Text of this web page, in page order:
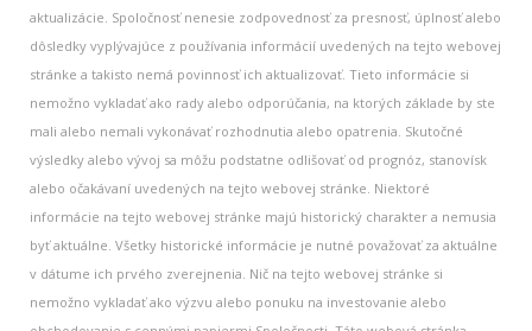
aktualizácie. Spoločnosť nenesie zodpovednosť za presnosť, úplnosť alebo
dôsledky vyplývajúce z používania informácií uvedených na tejto webovej
stránke a takisto nemá povinnosť ich aktualizovať. Tieto informácie si
nemožno vykladať ako rady alebo odporúčania, na ktorých základe by ste
mali alebo nemali vykonávať rozhodnutia alebo opatrenia. Skutočné
výsledky alebo vývoj sa môžu podstatne odlišovať od prognóz, stanovísk
alebo očakávaní uvedených na tejto webovej stránke. Niektoré
informácie na tejto webovej stránke majú historický charakter a nemusia
byť aktuálne. Všetky historické informácie je nutné považovať za aktuálne
v dátume ich prvého zverejnenia. Nič na tejto webovej stránke si
nemožno vykladať ako výzvu alebo ponuku na investovanie alebo